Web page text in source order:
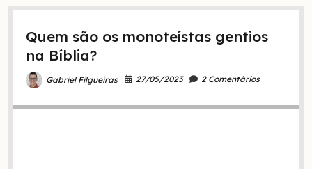
Quem são os monoteístas gentios
na Bíblia?
Gabriel Filgueiras 27/05/2023 2 Comentários